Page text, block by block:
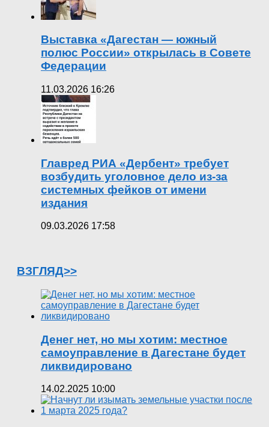
Выставка «Дагестан — южный
полюс России» открылась в Совете
Федерации
11.03.2026 16:26
Главред РИА «Дербент» требует
возбудить уголовное дело из-за
системных фейков от имени
издания
09.03.2026 17:58
ВЗГЛЯД>>
Денег нет, но мы хотим: местное
самоуправление в Дагестане будет
ликвидировано
14.02.2025 10:00